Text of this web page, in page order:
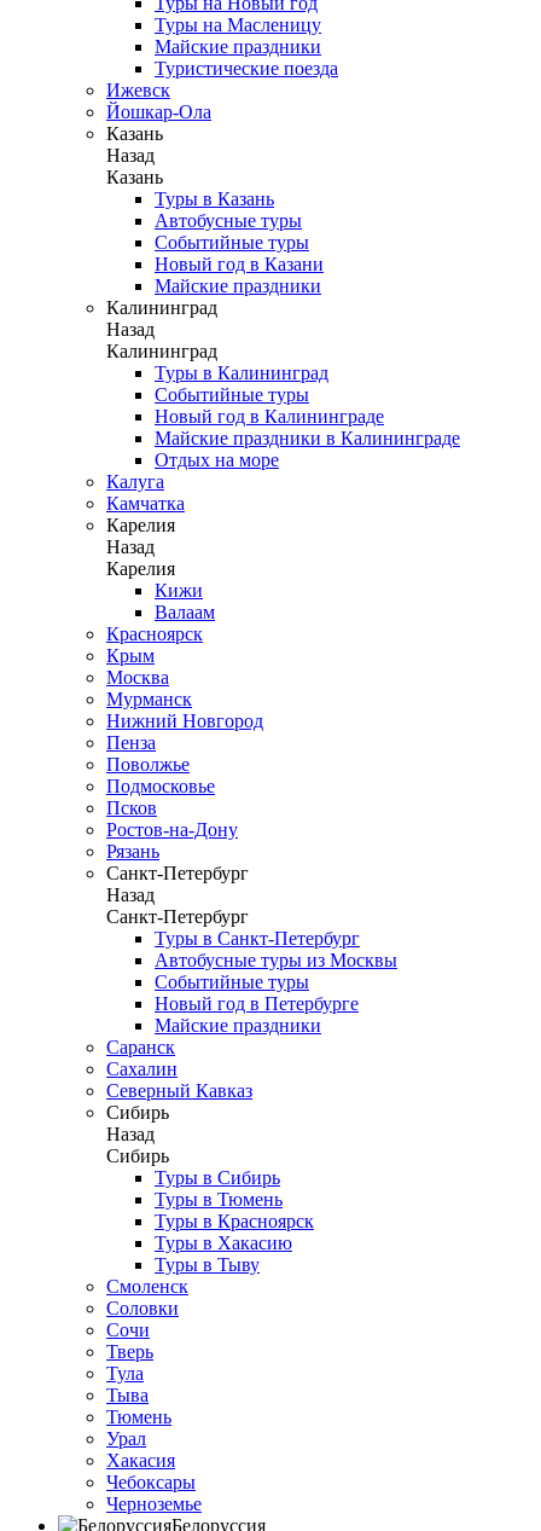
Туры на Масленицу
Майские праздники
Туристические поезда
Ижевск
Йошкар-Ола
Казань
Назад
Казань
Туры в Казань
Автобусные туры
Событийные туры
Новый год в Казани
Майские праздники
Калининград
Назад
Калининград
Туры в Калининград
Событийные туры
Новый год в Калининграде
Майские праздники в Калининграде
Отдых на море
Калуга
Камчатка
Карелия
Назад
Карелия
Кижи
Валаам
Красноярск
Крым
Москва
Мурманск
Нижний Новгород
Пенза
Поволжье
Подмосковье
Псков
Ростов-на-Дону
Рязань
Санкт-Петербург
Назад
Санкт-Петербург
Туры в Санкт-Петербург
Автобусные туры из Москвы
Событийные туры
Новый год в Петербурге
Майские праздники
Саранск
Сахалин
Северный Кавказ
Сибирь
Назад
Сибирь
Туры в Сибирь
Туры в Тюмень
Туры в Красноярск
Туры в Хакасию
Туры в Тыву
Смоленск
Соловки
Сочи
Тверь
Тула
Тыва
Тюмень
Урал
Хакасия
Чебоксары
Черноземье
Белоруссия